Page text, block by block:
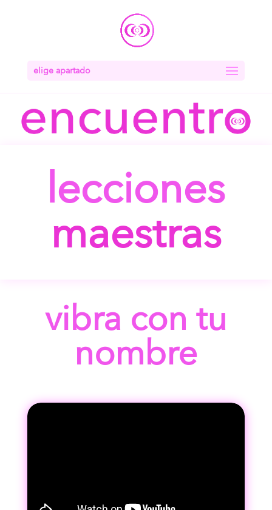
elige apartado
lecciones
maestras
vibra con tu
nombre